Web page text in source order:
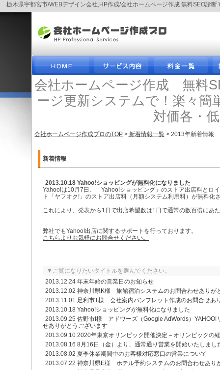
栃木県宇都宮市/WEBデザイン会社,HP作成/会社ホームページ作成 無料SEO
会社ホームページ作成 無料
ージ更新システムで！楽々簡
対価各・
会社ホームページ作成プロのTOP > 新着情報一覧 > 2013年新着情報
新着情報
2013.10.18 Yahoo!ショッピングが無料化になりました
Yahoo!は10月7日、「Yahoo!ショッピング」のストア出店料とロ
ト「ヤフオク!」のストア出店料（月額システム利用料）が無料化
これにより、発表から1日で出店希望数は1日で通常の数百倍にあ
弊社でもYahoo!出店に関するサポートを行っております。
こちらよりお気軽にお問合せください。
▼ご覧になりたいタイトルを選んでください。
2013.12.24 年末年始の営業日のお知らせ
2013.12.02 神奈川県K様 旅館宿泊システムのお問合わせありが
2013.11.01 足利市T様 会社案内パンフレット作成のお問合せあ
2013.10.18 Yahoo!ショッピングが無料化になりました
2013.09.25 佐野市I様 アドワーズ（Google AdWords）YAHOO!
せありがとうございます
2013.09.10 2020年東京オリンピック開催決定－オリンピックの
2013.08.16 8月16日（金）より、通常通り営業を開始いたしまし
2013.08.02 夏季休業期間中のお客様対応窓口の営業について
2013.07.22 神奈川県E様 ホテル予約システムのお問合わせあり